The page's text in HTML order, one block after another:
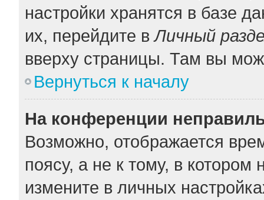
настройки хранятся в базе
их, перейдите вЛичный
вверху страницы. Там вы
Вернуться к началу
На конференции
Возможно, отображается
поясу, а не к тому, в
измените в личных